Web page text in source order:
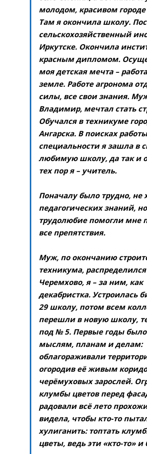
молодом, красивом городе
Там я окончила школу.
сельскохозяйственный
Иркутске. Окончила
красным дипломом.
моя детская мечта –
земле. Работе агронома
силы, все свои знания.
Владимир, мечтал стать
Обучался в техникуме
Ангарска. В поисках
специальности я зашла в
любимую школу, да так и
тех пор я – учитель.
Поначалу было трудно, не
педагогических знаний,
трудолюбие помогли мне
все препятствия.
Муж, по окончанию
техникума,
Черемхово, я – за ним, как
декабристка. Устроилась
29 школу, потом всем
перешли в новую школу,
под № 5. Первые годы было
мыслям, планам и делам:
облагораживали
огородив её живым
черёмуховых зарослей.
клумбы цветов перед
радовали всё лето
видела, чтобы кто-то
хулиганить: топтать
цветы, ведь эти «кто-то»